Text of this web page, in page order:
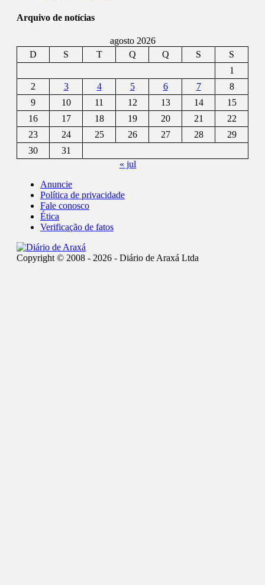
Arquivo de notícias
agosto 2026
D
S T Q Q S
S
1
2
3 4 5 6 7
8
9
10 11 12 13 14
15
16
17 18 19 20 21
22
23
24 25 26 27 28
29
30
31
« jul
Anuncie
Política de privacidade
Fale conosco
Ética
Verificação de fatos
Copyright © 2008 - 2026 - Diário de Araxá Ltda